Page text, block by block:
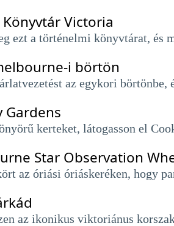
Victoria
ezt a történelmi könyvtárat, és
i börtön
az egykori börtönbe,
Gardens
kerteket, látogasson el
Star Observation
az óriási óriáskeréken, hogy
az ikonikus viktoriánus